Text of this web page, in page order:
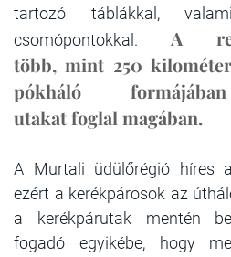
tartozó táblákkal,
csomópontokkal. A
több, mint 250 kilométer
pókháló
utakat foglal magában.
A Murtali üdülőrégió híres
ezért a kerékpárosok az
a kerékpárutak mentén
fogadó egyikébe, hogy